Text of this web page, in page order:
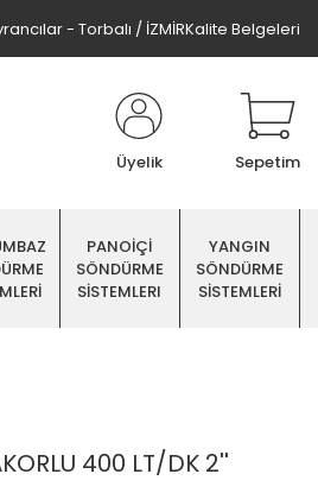
- Torbalı / İZMİRKalite Belgeleri
Üyelik Sepetim
PANOİÇİ
SÖNDÜRME
SİSTEMLERI
YANGIN
SÖNDÜRME
SİSTEMLERİ
400 LT/DK 2''